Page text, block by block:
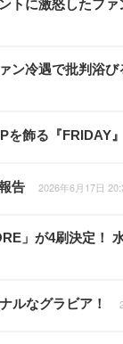
トに激怒したフ
ン冷遇で批判浴
を飾る『FRIDAY
告 2026年6月17日
」が4刷決定！
ルなグラビア！